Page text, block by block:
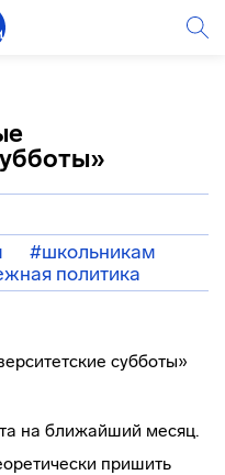
#школьникам
политика
на ближайший месяц.
пришить